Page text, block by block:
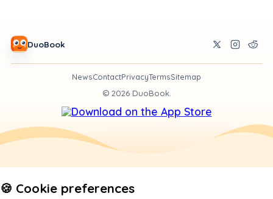
DuoBook
NewsContactPrivacyTermsSitemap
© 2026DuoBook.
🍪 Cookie preferences